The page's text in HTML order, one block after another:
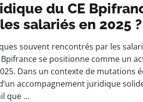
du CE
salariés en 2025 ?
souvent rencontrés par les
Bpifrance se positionne comme un
Dans un contexte de mutations
accompagnement juridique
que …